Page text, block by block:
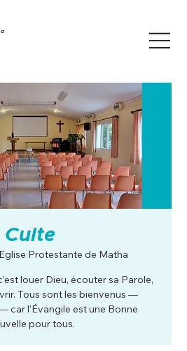
Culte
Eglise Protestante de Matha
louer Dieu, écouter sa Parole,
Tous sont les bienvenus —
car l’Évangile est une Bonne
pour tous.